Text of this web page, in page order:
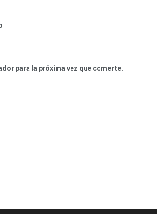
para la próxima vez que comente.